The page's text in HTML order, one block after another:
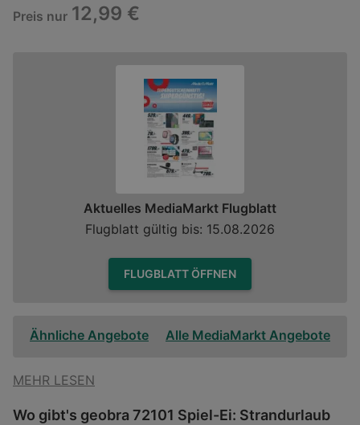
Preis nur 12,99 €
Aktuelles MediaMarkt Flugblatt
Flugblatt gültig bis: 15.08.2026
FLUGBLATT ÖFFNEN
Ähnliche Angebote Alle MediaMarkt Angebote
MEHR LESEN
Wo gibt's geobra 72101 Spiel-Ei: Strandurlaub